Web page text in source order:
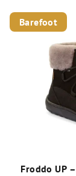
Barefoot
Froddo UP